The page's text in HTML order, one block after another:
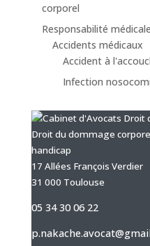
corporel
Responsabilité médicale
Accidents médicaux
Accident à
Infection
Droit du dommage
handicap
17 Allées François Verdier
31 000 Toulouse
05 34 30 06 22